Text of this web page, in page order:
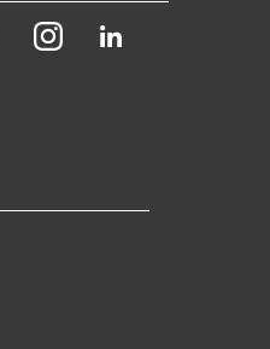
YoutubeInstagram